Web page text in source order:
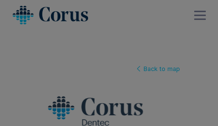
Back to map